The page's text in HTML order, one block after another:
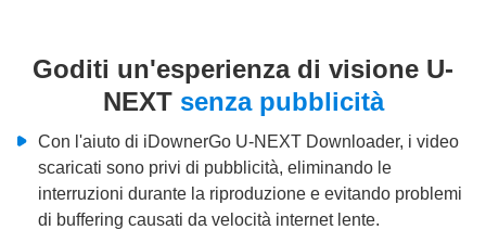
Goditi un'esperienza di visione U-
NEXT senza pubblicità
Con l'aiuto di iDownerGo U-NEXT Downloader, i video
scaricati sono privi di pubblicità, eliminando le
interruzioni durante la riproduzione e evitando problemi
di buffering causati da velocità internet lente.